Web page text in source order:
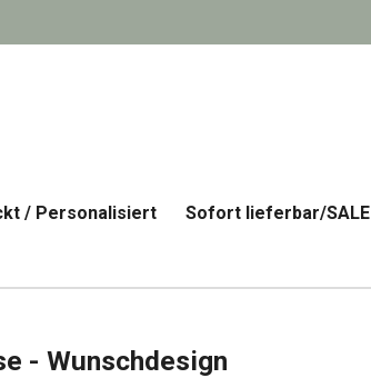
/ Personalisiert
Sofort lieferbar/SALE
- Wunschdesign